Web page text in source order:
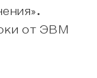
от ЭВМ